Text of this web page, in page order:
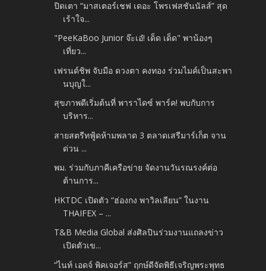
ปิดเตา “มาสเตอร์เชฟ เดอะ โพรเฟสชันนัลส์” สุด
เร้าใจ...
"PeeKaBoo Junior จ๊ะเอ๋! เด็ด เด็ด" พาน้องๆ
เที่ยว...
เฟรนด์ชิพ จับมือ ดวงตา คงทอง ร่วมไมค์เป็นสะพา
นบุญใ...
สุขภาพดีเริ่มต้นที่ พาราไดซ์ พาร์ค! พบกับการ
บริหาร...
สายสตรีทฟู้ดห้ามพลาด 3 ตลาดเสรีมาร์เก็ต จาน
ด่วน ...
พม. ร่วมกับภาคีเครือข่าย จัดงานวันรณรงค์ต่อ
ต้านการ...
HKTDC เปิดตัว “ฮ่องกง พาวิลเลียน” ในงาน
THAIFEX – ...
T&B Media Global ส่งศิลปินร่วมงานแถลงข่าว
เปิดตัวเข...
“ไนท์ เอดจ์ พิคเจอร์ส” ฤกษ์ดีจัดพิธีเจริญพระพุทธ